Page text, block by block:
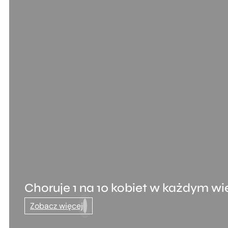
Choruje 1 na 10 kobiet w każdym
Zobacz więcej